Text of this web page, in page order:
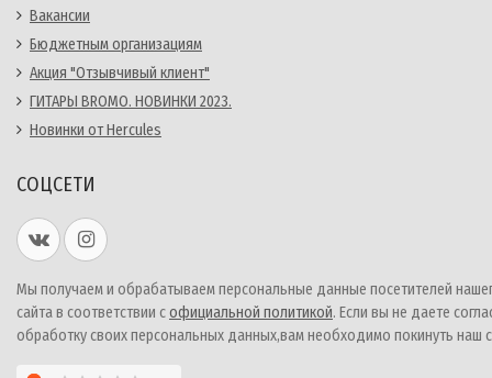
Вакансии
Бюджетным организациям
Акция "Отзывчивый клиент"
ГИТАРЫ BROMO. НОВИНКИ 2023.
Новинки от Hercules
СОЦСЕТИ
Мы получаем и обрабатываем персональные данные посетителей
сайта в соответствии софициальной политикой. Если вы не даете
обработку своих персональных данных,вам необходимо покинуть наш